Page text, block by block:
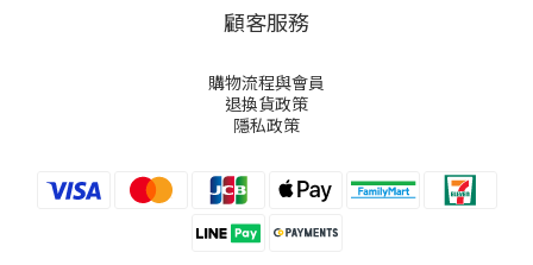
顧客服務
購物流程與會員
退換貨政策
隱私政策